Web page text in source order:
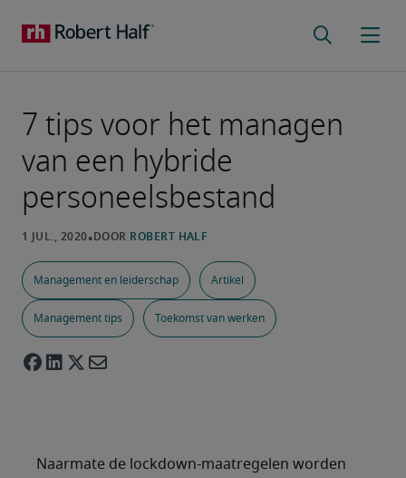
7 tips voor het managen
van een hybride
personeelsbestand
Management en leiderschap Artikel
Management tips Toekomst van werken
Naarmate de lockdown-maatregelen worden